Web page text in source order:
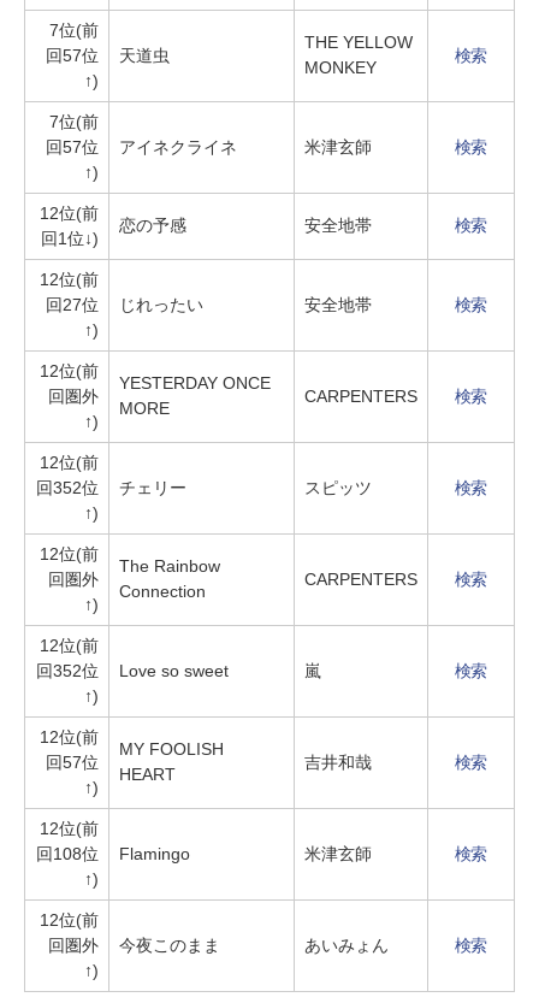
7位(前
回57位
↑)
天道虫
THE YELLOW
MONKEY
検索
7位(前
回57位
↑)
アイネクライネ 米津玄師 検索
12位(前
回1位↓)
恋の予感 安全地帯 検索
12位(前
回27位
↑)
じれったい 安全地帯 検索
12位(前
回圏外
↑)
YESTERDAY ONCE
MORE
CARPENTERS 検索
12位(前
回352位
↑)
チェリー スピッツ 検索
12位(前
回圏外
↑)
The Rainbow
Connection
CARPENTERS 検索
12位(前
回352位
↑)
Love so sweet 嵐 検索
12位(前
回57位
↑)
MY FOOLISH
HEART
吉井和哉 検索
12位(前
回108位
↑)
Flamingo 米津玄師 検索
12位(前
回圏外
↑)
今夜このまま あいみょん 検索